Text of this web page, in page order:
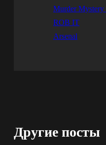
Murder Mystery
ROB IT
Arsenal
Другие посты